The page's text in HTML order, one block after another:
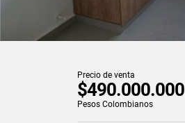
Precio de venta
$490.000.000
Pesos Colombianos